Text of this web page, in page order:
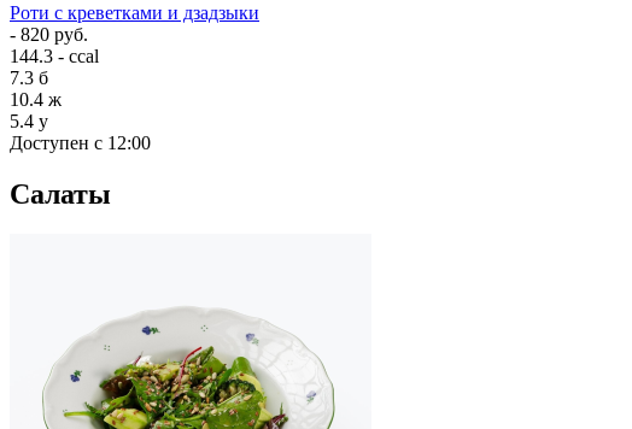
Роти с креветками и дзадзыки
- 820 руб.
144.3 - ccal
7.3 б
10.4 ж
5.4 у
Доступен с 12:00
Салаты